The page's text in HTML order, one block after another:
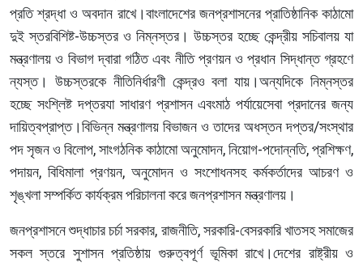
প্রতি শ্রদ্ধা ও অবদান রাখে।বাংলাদেশের জনপ্রশাসনের প্রাতিষ্ঠানিক কাঠামো
দুই স্তরবিশিষ্ট-উচ্চস্তর ও নিম্নস্তর। উচ্চস্তর হচ্ছে কেন্দ্রীয় সচিবালয় যা
মন্ত্রণালয় ও বিভাগ দ্বারা গঠিত এবং নীতি প্রণয়ন ও প্রধান সিদ্ধান্ত গ্রহণে
ন্যস্ত। উচ্চস্তরকে নীতিনির্ধারণী কেন্দ্রও বলা যায়।অন্যদিকে নিম্নস্তর
হচ্ছে সংশ্লিষ্ট দপ্তরযা সাধারণ প্রশাসন এবংমাঠ পর্যায়েসেবা প্রদানের জন্য
দায়িত্বপ্রাপ্ত।বিভিন্ন মন্ত্রণালয় বিভাজন ও তাদের অধস্তন দপ্তর/সংস্থার
পদ সৃজন ও বিলোপ, সাংগঠনিক কাঠামো অনুমোদন, নিয়োগ-পদোন্নতি, প্রশিক্ষণ,
পদায়ন, বিধিমালা প্রণয়ন, অনুমোদন ও সংশোধনসহ কর্মকর্তাদের আচরণ ও
শৃঙ্খলা সম্পর্কিত কার্যক্রম পরিচালনা করে জনপ্রশাসন মন্ত্রণালয়।
জনপ্রশাসনে শুদ্ধাচার চর্চা সরকার, রাজনীতি, সরকারি-বেসরকারি খাতসহ সমাজের
সকল স্তরে সুশাসন প্রতিষ্ঠায় গুরুত্বপূর্ণ ভূমিকা রাখে।দেশের রাষ্ট্রীয় ও